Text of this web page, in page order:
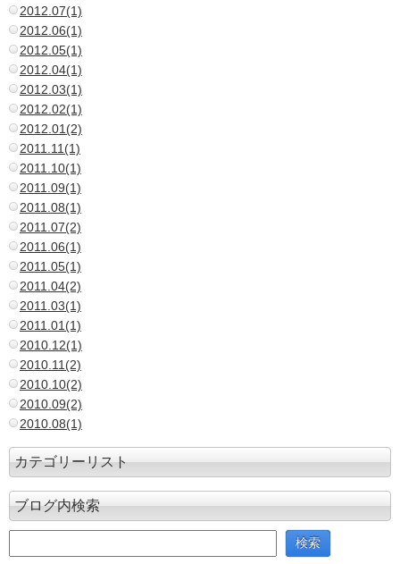
2012.07(1)
2012.06(1)
2012.05(1)
2012.04(1)
2012.03(1)
2012.02(1)
2012.01(2)
2011.11(1)
2011.10(1)
2011.09(1)
2011.08(1)
2011.07(2)
2011.06(1)
2011.05(1)
2011.04(2)
2011.03(1)
2011.01(1)
2010.12(1)
2010.11(2)
2010.10(2)
2010.09(2)
2010.08(1)
カテゴリーリスト
ブログ内検索